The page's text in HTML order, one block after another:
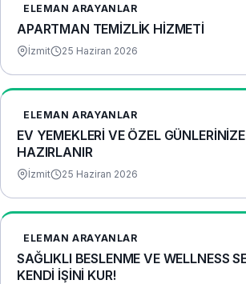
ELEMAN ARAYANLAR
APARTMAN TEMİZLİK HİZMETİ
İzmit 25 Haziran 2026
ELEMAN ARAYANLAR
EV YEMEKLERİ VE ÖZEL
HAZIRLANIR
İzmit 25 Haziran 2026
ELEMAN ARAYANLAR
​SAĞLIKLI BESLENME VE WELLNESS
KENDİ İŞİNİ KUR!